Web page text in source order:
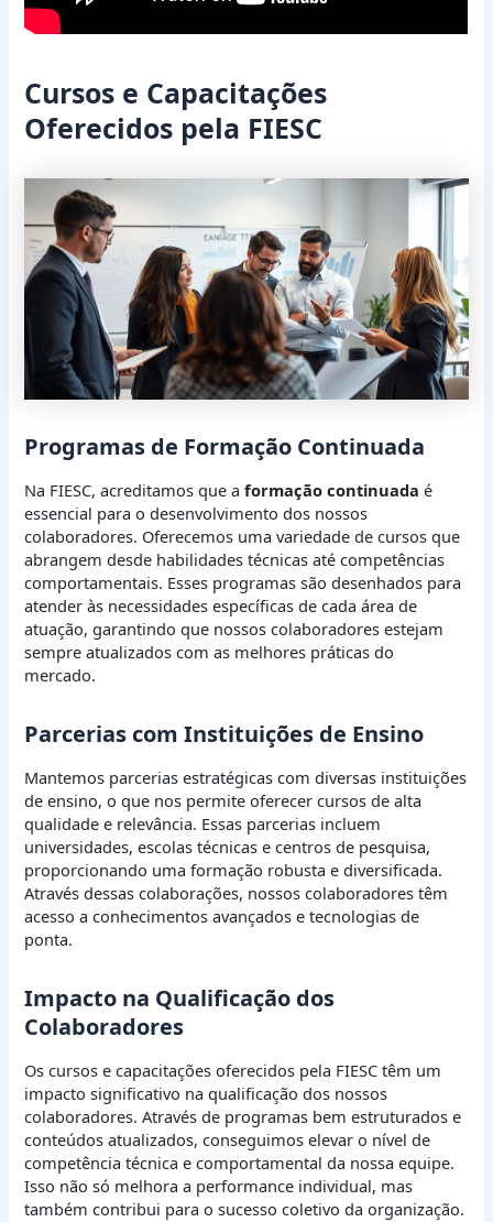
Cursos e Capacitações
Oferecidos pela FIESC
Programas de Formação Continuada
Na FIESC, acreditamos que aformação continuada é
essencial para o desenvolvimento dos nossos
colaboradores. Oferecemos uma variedade de cursos que
abrangem desde habilidades técnicas até competências
comportamentais. Esses programas são desenhados para
atender às necessidades específicas de cada área de
atuação, garantindo que nossos colaboradores estejam
sempre atualizados com as melhores práticas do
mercado.
Parcerias com Instituições de Ensino
Mantemos parcerias estratégicas com diversas instituições
de ensino, o que nos permite oferecer cursos de alta
qualidade e relevância. Essas parcerias incluem
universidades, escolas técnicas e centros de pesquisa,
proporcionando uma formação robusta e diversificada.
Através dessas colaborações, nossos colaboradores têm
acesso a conhecimentos avançados e tecnologias de
ponta.
Impacto na Qualificação dos
Colaboradores
Os cursos e capacitações oferecidos pela FIESC têm um
impacto significativo na qualificação dos nossos
colaboradores. Através de programas bem estruturados e
conteúdos atualizados, conseguimos elevar o nível de
competência técnica e comportamental da nossa equipe.
Isso não só melhora a performance individual, mas
também contribui para o sucesso coletivo da organização.